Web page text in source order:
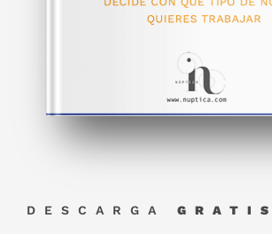
DESCARGA GRATIS